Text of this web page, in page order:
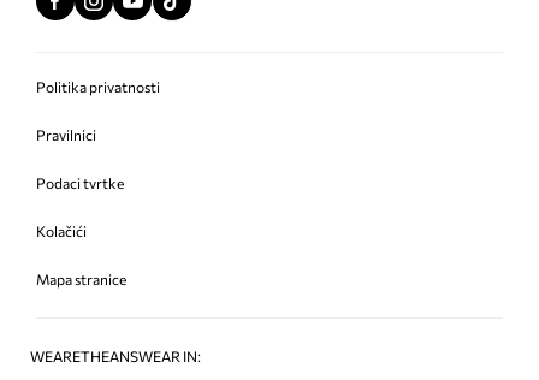
Politika privatnosti
Pravilnici
Podaci tvrtke
Kolačići
Mapa stranice
WEARETHEANSWEAR IN: